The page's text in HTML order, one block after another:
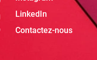
LinkedIn
Contactez-nous